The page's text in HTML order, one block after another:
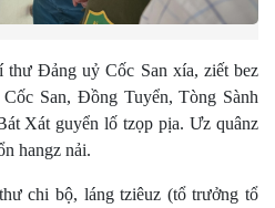
Đảng uỷ Cốc San xía, ziết bez
San, Đồng Tuyển, Tòng Sành
Xát guyển lố tzọp pịa. Ưz quânz
hangz nải.
chi bộ, láng tziêuz (tổ trưởng tổ